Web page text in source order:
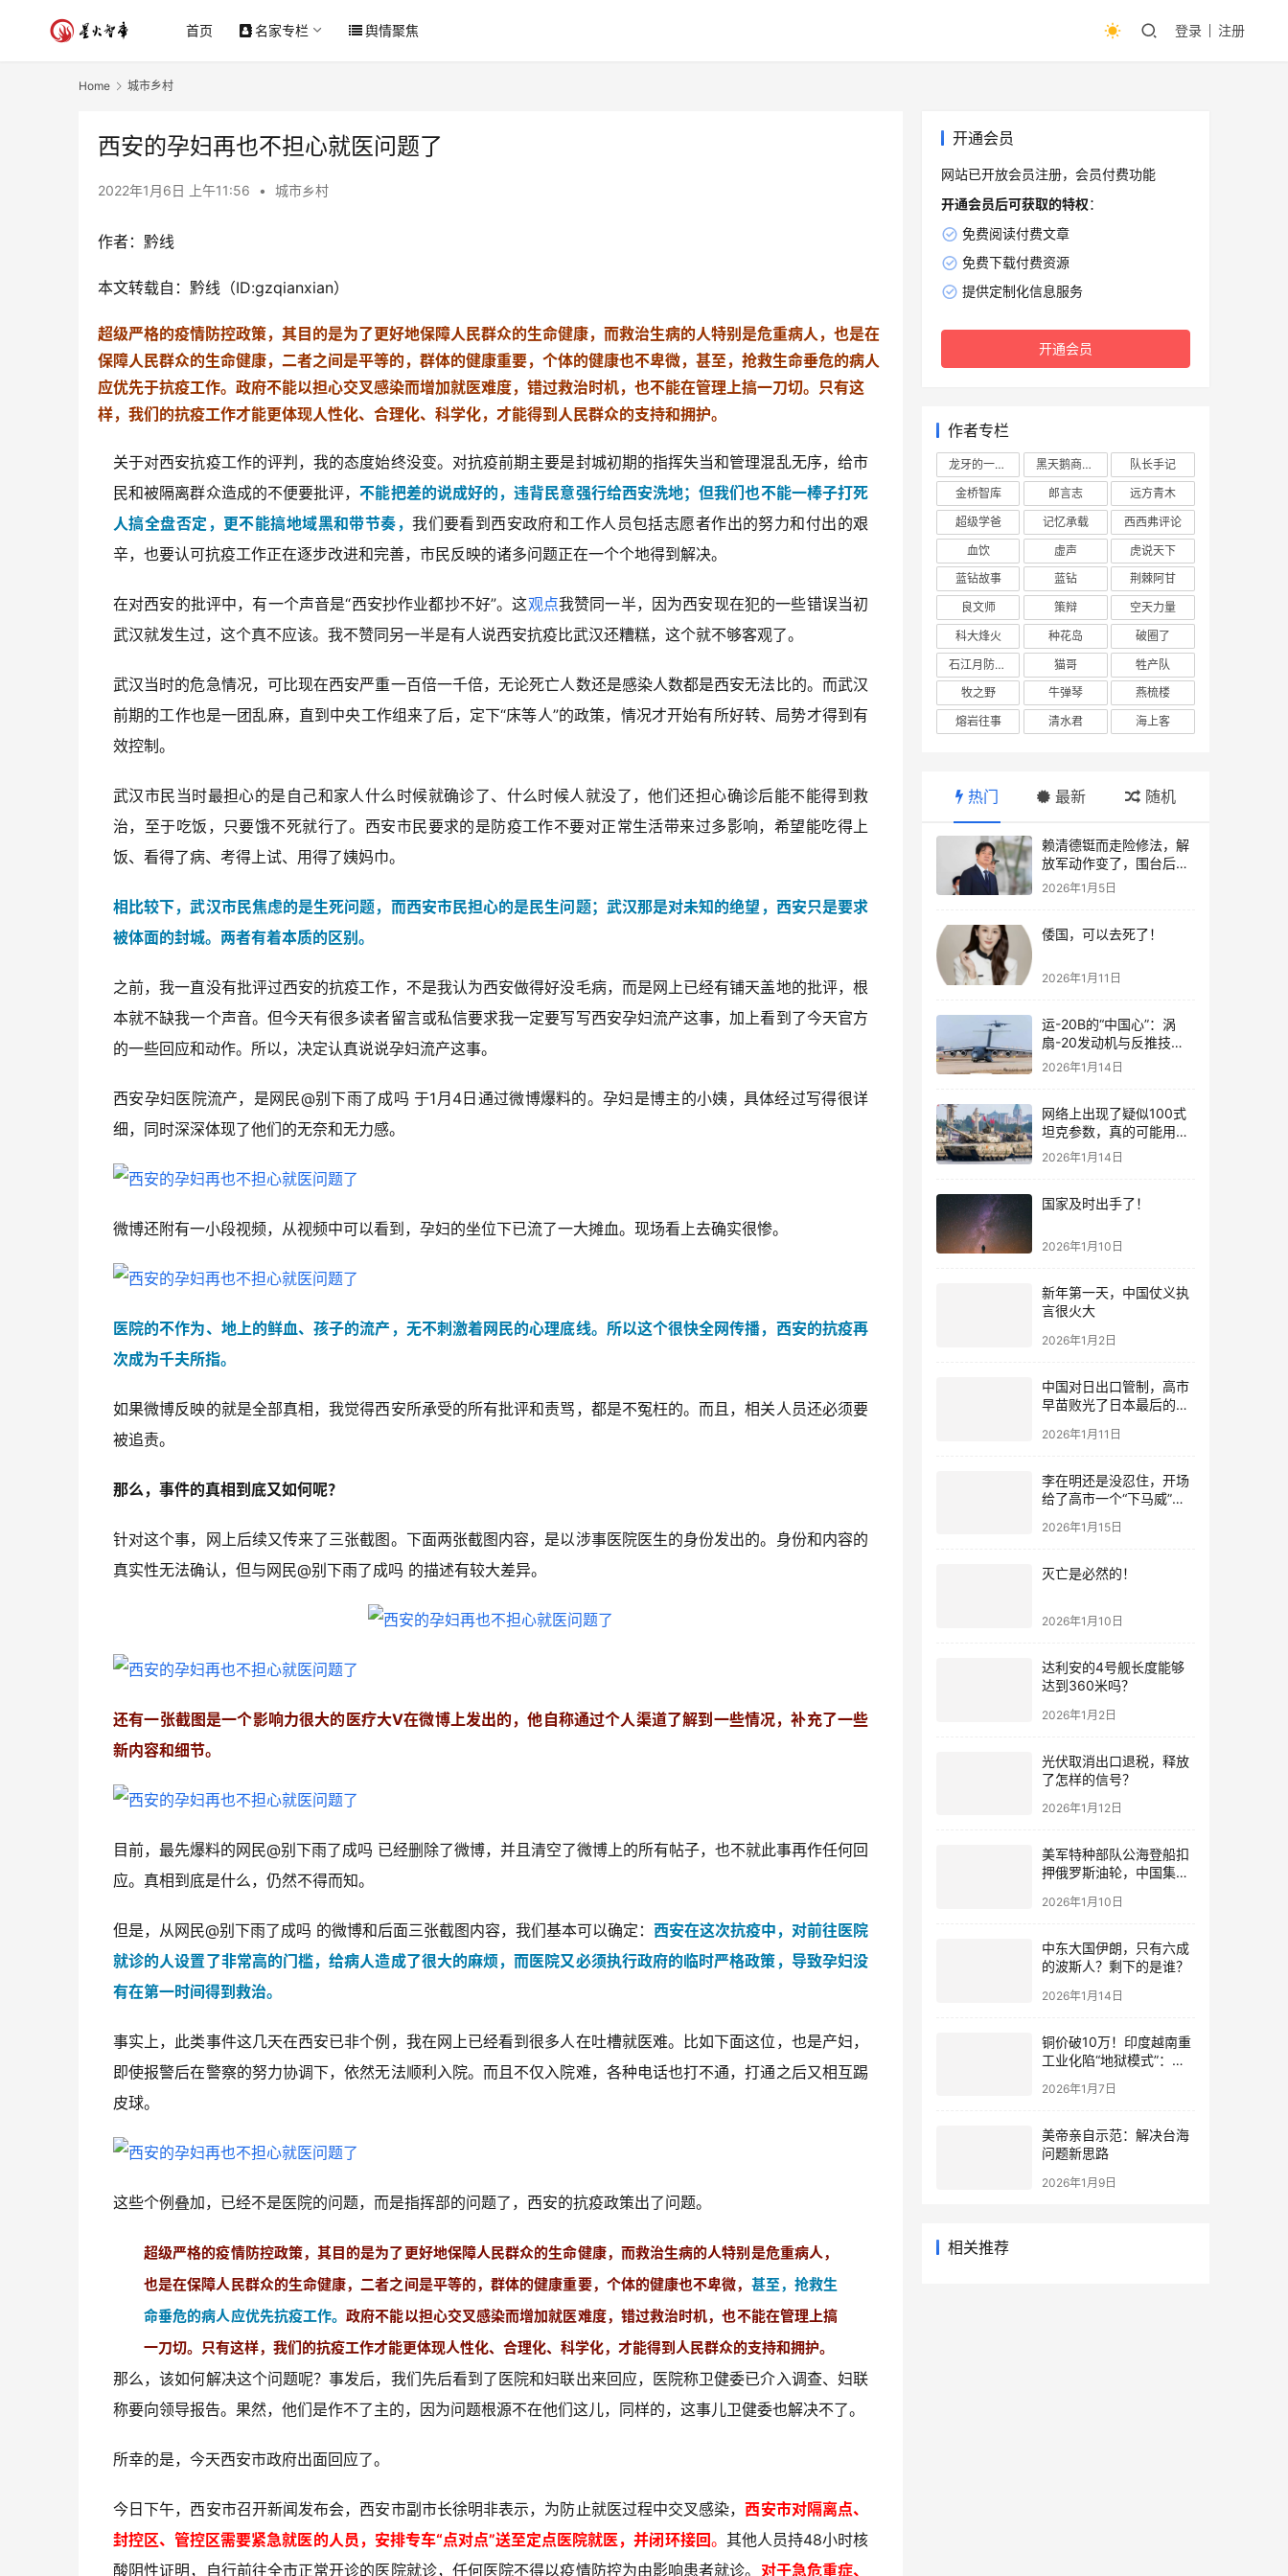
首页 名家专栏 舆情聚焦 登录 注册
Home 城市乡村
西安的孕妇再也不担心就医问题了
2022年1月6日 上午11:56 • 城市乡村
作者：黔线
本文转载自：黔线（ID:gzqianxian）
超级严格的疫情防控政策，其目的是为了更好地保障人民群众的生命健康，而救治生病的人特别是危重病人，也是在
保障人民群众的生命健康，二者之间是平等的，群体的健康重要，个体的健康也不卑微，甚至，抢救生命垂危的病人
应优先于抗疫工作。政府不能以担心交叉感染而增加就医难度，错过救治时机，也不能在管理上搞一刀切。只有这
样，我们的抗疫工作才能更体现人性化、合理化、科学化，才能得到人民群众的支持和拥护。
关于对西安抗疫工作的评判，我的态度始终没变。对抗疫前期主要是封城初期的指挥失当和管理混乱无序，给市
民和被隔离群众造成的不便要批评，不能把差的说成好的，违背民意强行给西安洗地；但我们也不能一棒子打死
人搞全盘否定，更不能搞地域黑和带节奏，我们要看到西安政府和工作人员包括志愿者作出的努力和付出的艰
辛，也要认可抗疫工作正在逐步改进和完善，市民反映的诸多问题正在一个个地得到解决。
在对西安的批评中，有一个声音是“西安抄作业都抄不好”。这观点我赞同一半，因为西安现在犯的一些错误当初
武汉就发生过，这个真不应该。我不赞同另一半是有人说西安抗疫比武汉还糟糕，这个就不够客观了。
武汉当时的危急情况，可比现在西安严重一百倍一千倍，无论死亡人数还是感染人数都是西安无法比的。而武汉
前期的工作也是一团乱麻，直到中央工作组来了后，定下“床等人”的政策，情况才开始有所好转、局势才得到有
效控制。
武汉市民当时最担心的是自己和家人什么时候就确诊了、什么时候人就没了，他们还担心确诊后能不能得到救
治，至于吃饭，只要饿不死就行了。西安市民要求的是防疫工作不要对正常生活带来过多影响，希望能吃得上
饭、看得了病、考得上试、用得了姨妈巾。
相比较下，武汉市民焦虑的是生死问题，而西安市民担心的是民生问题；武汉那是对未知的绝望，西安只是要求
被体面的封城。两者有着本质的区别。
之前，我一直没有批评过西安的抗疫工作，不是我认为西安做得好没毛病，而是网上已经有铺天盖地的批评，根
本就不缺我一个声音。但今天有很多读者留言或私信要求我一定要写写西安孕妇流产这事，加上看到了今天官方
的一些回应和动作。所以，决定认真说说孕妇流产这事。
西安孕妇医院流产，是网民@别下雨了成吗 于1月4日通过微博爆料的。孕妇是博主的小姨，具体经过写得很详
细，同时深深体现了他们的无奈和无力感。
微博还附有一小段视频，从视频中可以看到，孕妇的坐位下已流了一大摊血。现场看上去确实很惨。
医院的不作为、地上的鲜血、孩子的流产，无不刺激着网民的心理底线。所以这个很快全网传播，西安的抗疫再
次成为千夫所指。
如果微博反映的就是全部真相，我觉得西安所承受的所有批评和责骂，都是不冤枉的。而且，相关人员还必须要
被追责。
那么，事件的真相到底又如何呢？
针对这个事，网上后续又传来了三张截图。下面两张截图内容，是以涉事医院医生的身份发出的。身份和内容的
真实性无法确认，但与网民@别下雨了成吗 的描述有较大差异。
还有一张截图是一个影响力很大的医疗大V在微博上发出的，他自称通过个人渠道了解到一些情况，补充了一些
新内容和细节。
目前，最先爆料的网民@别下雨了成吗 已经删除了微博，并且清空了微博上的所有帖子，也不就此事再作任何回
应。真相到底是什么，仍然不得而知。
但是，从网民@别下雨了成吗 的微博和后面三张截图内容，我们基本可以确定： 西安在这次抗疫中，对前往医院
就诊的人设置了非常高的门槛，给病人造成了很大的麻烦，而医院又必须执行政府的临时严格政策，导致孕妇没
有在第一时间得到救治。
事实上，此类事件这几天在西安已非个例，我在网上已经看到很多人在吐槽就医难。比如下面这位，也是产妇，
即使报警后在警察的努力协调下，依然无法顺利入院。而且不仅入院难，各种电话也打不通，打通之后又相互踢
皮球。
这些个例叠加，已经不是医院的问题，而是指挥部的问题了，西安的抗疫政策出了问题。
超级严格的疫情防控政策，其目的是为了更好地保障人民群众的生命健康，而救治生病的人特别是危重病人，
也是在保障人民群众的生命健康，二者之间是平等的，群体的健康重要，个体的健康也不卑微， 甚至，抢救生
命垂危的病人应优先抗疫工作。政府不能以担心交叉感染而增加就医难度，错过救治时机，也不能在管理上搞
一刀切。只有这样，我们的抗疫工作才能更体现人性化、合理化、科学化，才能得到人民群众的支持和拥护。
那么，该如何解决这个问题呢？事发后，我们先后看到了医院和妇联出来回应，医院称卫健委已介入调查、妇联
称要向领导报告。果然，他们是作不了主的，因为问题根源不在他们这儿，同样的，这事儿卫健委也解决不了。
所幸的是，今天西安市政府出面回应了。
今日下午，西安市召开新闻发布会，西安市副市长徐明非表示，为防止就医过程中交叉感染，西安市对隔离点、
封控区、管控区需要紧急就医的人员，安排专车“点对点”送至定点医院就医，并闭环接回。 其他人员持48小时核
酸阴性证明，自行前往全市正常开诊的医院就诊，任何医院不得以疫情防控为由影响患者就诊。 对于急危重症、
开通会员
网站已开放会员注册，会员付费功能
开通会员后可获取的特权：
免费阅读付费文章
免费下载付费资源
提供定制化信息服务
开通会员
作者专栏
龙牙的一座山 黑天鹅商业情报站
队长手记
金桥智库
郎言志
远方青木
超级学爸
记忆承载
西西弗评论
血饮
虚声
虎说天下
蓝钻故事
蓝钻
荆棘阿甘
良文师
策辩
空天力量
科大烽火
种花岛
破圈了
石江月防务观察
猫哥
牲产队
牧之野
牛弹琴
燕梳楼
熔岩往事
清水君 海上客
热门 最新 随机
赖清德铤而走险修法，解
放军动作变了，围台后的
“真正杀招”曝光
2026年1月5日
倭国，可以去死了！
2026年1月11日
运-20B的“中国心”：涡
扇-20发动机与反推技术
大突破！
2026年1月14日
网络上出现了疑似100式
坦克参数，真的可能用了
钛合金装甲！
2026年1月14日
国家及时出手了！
2026年1月10日
新年第一天，中国仗义执
言很火大
2026年1月2日
中国对日出口管制，高市
早苗败光了日本最后的国
2026年1月11日
李在明还是没忍住，开场
给了高市一个“下马威”，
2026年1月15日
灭亡是必然的！
2026年1月10日
达利安的4号舰长度能够
达到360米吗？
2026年1月2日
光伏取消出口退税，释放
了怎样的信号？
2026年1月12日
美军特种部队公海登船扣
押俄罗斯油轮，中国集装
2026年1月10日
中东大国伊朗，只有六成
的波斯人？剩下的是谁？
2026年1月14日
铜价破10万！印度越南重
工业化陷“地狱模式”：中
再也复刻不了
2026年1月7日
美帝亲自示范：解决台海
问题新思路
2026年1月9日
相关推荐